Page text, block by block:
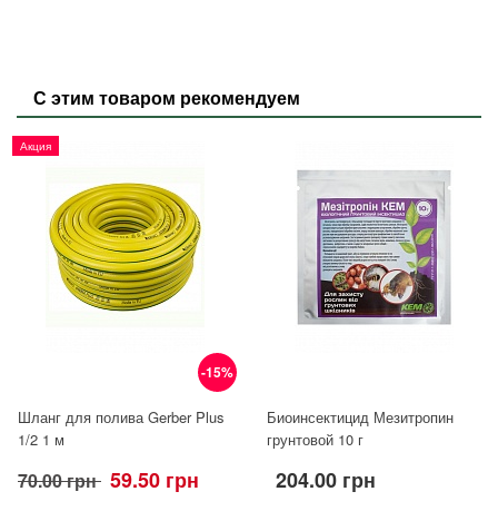
С этим товаром рекомендуем
-15%
Акция
Шланг для полива Gerber Plus
1/2 1 м
70.00 грн 59.50 грн
Биоинсектицид Мезитропин
грунтовой 10 г
204.00 грн